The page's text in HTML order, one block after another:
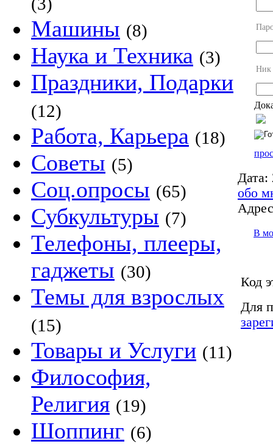
Машины (8)
Наука и Техника (3)
Праздники, Подарки
(12)
Работа, Карьера (18)
Советы (5)
Соц.опросы (65)
Субкультуры (7)
Телефоны, плееры,
гаджеты (30)
Темы для взрослых
(15)
Товары и Услуги (11)
Философия,
Религия (19)
Шоппинг (6)
Ник
Дата:
обо
В
Код
Для